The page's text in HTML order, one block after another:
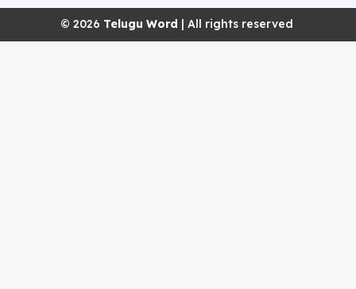
© 2026 Telugu Word | All rights reserved